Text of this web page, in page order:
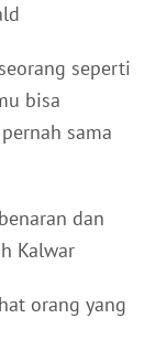
seperti
bisa
sama
dan
Kalwar
orang yang